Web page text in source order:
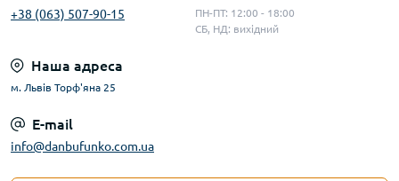
+38 (063) 507-90-15
ПН-ПТ: 12:00 - 18:00
СБ, НД: вихідний
Наша адреса
м. Львів Торф'яна 25
E-mail
info@danbufunko.com.ua